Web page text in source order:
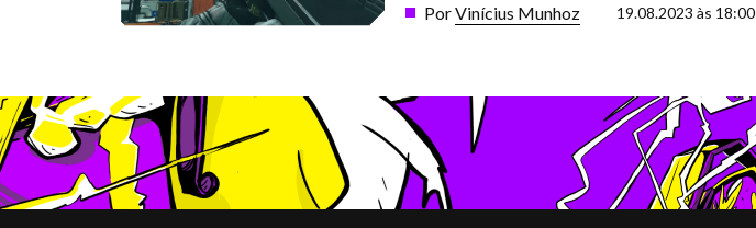
PorVinícius Munhoz 19.08.2023 às 18:00